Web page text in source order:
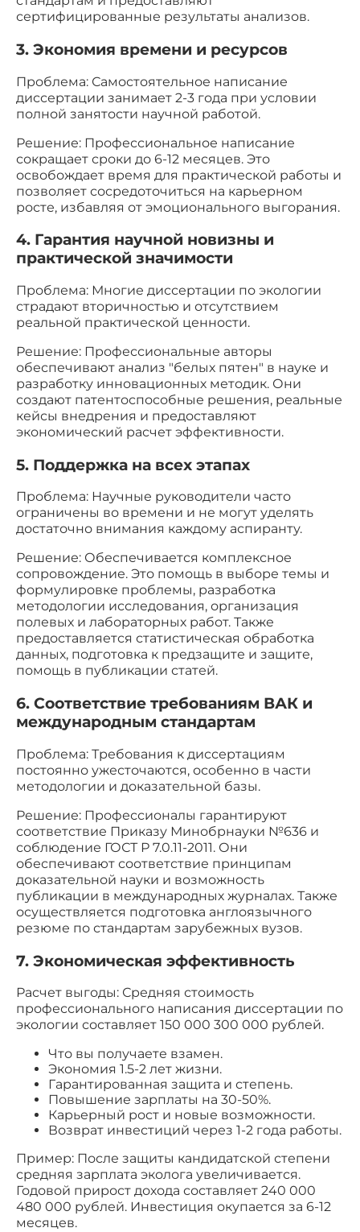
сертифицированные результаты анализов.
3. Экономия времени и ресурсов
Проблема: Самостоятельное написание
диссертации занимает 2-3 года при условии
полной занятости научной работой.
Решение: Профессиональное написание
сокращает сроки до 6-12 месяцев. Это
освобождает время для практической работы и
позволяет сосредоточиться на карьерном
росте, избавляя от эмоционального выгорания.
4. Гарантия научной новизны и
практической значимости
Проблема: Многие диссертации по экологии
страдают вторичностью и отсутствием
реальной практической ценности.
Решение: Профессиональные авторы
обеспечивают анализ "белых пятен" в науке и
разработку инновационных методик. Они
создают патентоспособные решения, реальные
кейсы внедрения и предоставляют
экономический расчет эффективности.
5. Поддержка на всех этапах
Проблема: Научные руководители часто
ограничены во времени и не могут уделять
достаточно внимания каждому аспиранту.
Решение: Обеспечивается комплексное
сопровождение. Это помощь в выборе темы и
формулировке проблемы, разработка
методологии исследования, организация
полевых и лабораторных работ. Также
предоставляется статистическая обработка
данных, подготовка к предзащите и защите,
помощь в публикации статей.
6. Соответствие требованиям ВАК и
международным стандартам
Проблема: Требования к диссертациям
постоянно ужесточаются, особенно в части
методологии и доказательной базы.
Решение: Профессионалы гарантируют
соответствие Приказу Минобрнауки №636 и
соблюдение ГОСТ Р 7.0.11-2011. Они
обеспечивают соответствие принципам
доказательной науки и возможность
публикации в международных журналах. Также
осуществляется подготовка англоязычного
резюме по стандартам зарубежных вузов.
7. Экономическая эффективность
Расчет выгоды: Средняя стоимость
профессионального написания диссертации по
экологии составляет 150 000 300 000 рублей.
Что вы получаете взамен.
Экономия 1.5-2 лет жизни.
Гарантированная защита и степень.
Повышение зарплаты на 30-50%.
Карьерный рост и новые возможности.
Возврат инвестиций через 1-2 года работы.
Пример: После защиты кандидатской степени
средняя зарплата эколога увеличивается.
Годовой прирост дохода составляет 240 000
480 000 рублей. Инвестиция окупается за 6-12
месяцев.